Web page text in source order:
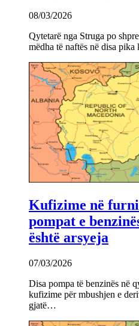
08/03/2026
Qytetarë nga Struga po
mëdha të naftës në disa
Kufizime në
pompat e
është arsyeja
07/03/2026
Disa pompa të benzinës në
kufizime për mbushjen e
gjatë…